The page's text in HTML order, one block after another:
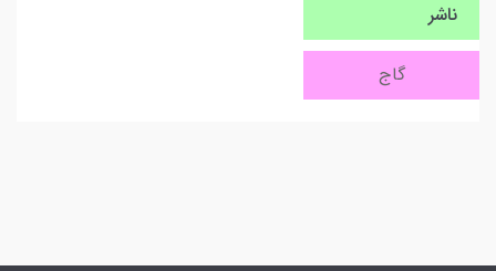
ناشر
گاج